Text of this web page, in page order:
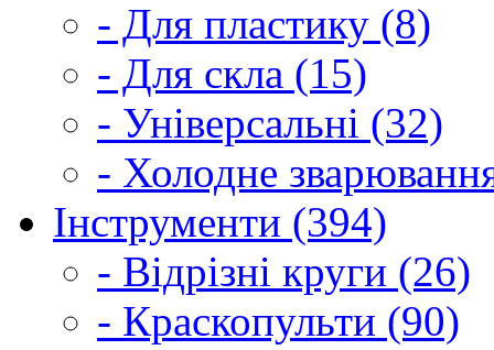
- Для пластику (8)
- Для скла (15)
- Універсальні (32)
- Холодне
Інструменти (394)
- Відрізні круги (26)
- Краскопульти (90)